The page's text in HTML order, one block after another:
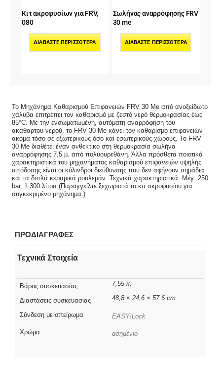
FRV
Κιτ ακροφυσίων για FRV,
ΔΙΑΒΆΣΤΕ ΠΕΡΙΣΣΌΤΕΡΑ
Κιτ ακροφυσίων για FRV,
045
112,99€
Το Μηχάνημα Καθαρισμού Επιφανειών FRV 30 Me από ανοξείδωτο
χάλυβα επιτρέπει τον καθαρισμό με ζεστό νερό θερμοκρασίας έως
85°C. Με την ενσωματωμένη, αυτόματη αναρρόφηση του
ακάθαρτου νερού, το FRV 30 Me κάνει τον καθαρισμό επιφανειών
ακόμα τόσο σε εξωτερικούς όσο και εσωτερικούς χώρους. Το FRV
30 Me διαθέτει έναν ανθεκτικό στη θερμοκρασία σωλήνα
αναρρόφησης 7,5 μ. από πολυουρεθάνη. Άλλα πρόσθετα ποιοτικά
χαρακτηριστικά του μηχανήματος καθαρισμού επιφανειών υψηλής
απόδοσης είναι οι κύλινδροι διεύθυνσης που δεν αφήνουν σημάδια
και τα διπλά κεραμικά ρουλεμάν. Τεχνικά χαρακτηριστικά: Μέγ. 250
bar, 1.300 λίτρα (Παραγγείλτε ξεχωριστά το κιτ ακροφυσίου για
συγκεκριμένο μηχάνημα.)
ΠΡΟΔΙΑΓΡΑΦΕΣ
Τεχνικά Στοιχεία
Βάρος συσκευασίας 7,55 κ.
Διαστάσεις συσκευασίας 48,8 × 24,6 × 57,6 cm
Σύνδεση με σπείρωμα EASY!Lock
Χρώμα ασημένιο